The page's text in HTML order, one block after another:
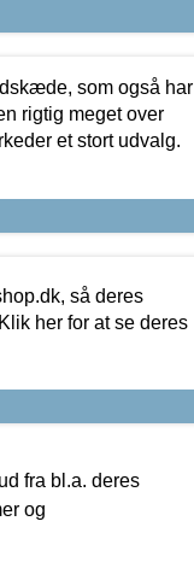
som også har
rigtig meget over
et stort udvalg.
så deres
her for at se deres
fra bl.a. deres
og